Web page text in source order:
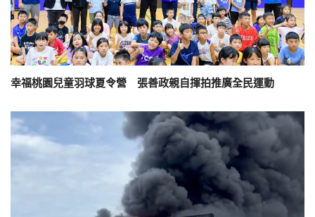
幸福桃園兒童羽球夏令營 張善政親自揮拍推廣全民運動